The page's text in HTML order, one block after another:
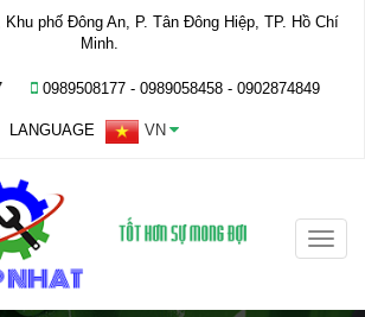
phố Đông An, P. Tân Đông Hiệp, TP. Hồ Chí
Minh.
0989508177 - ‭0989058458‬ - 0902874849
LANGUAGE VN
Toggle